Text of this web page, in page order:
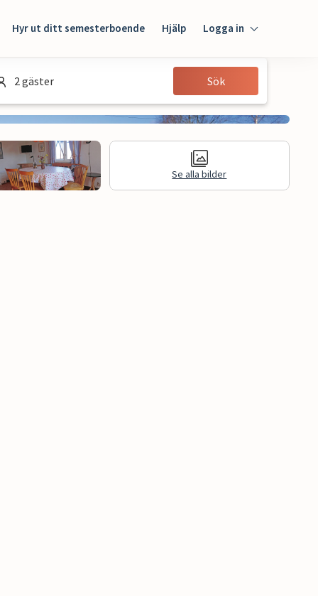
Hyr ut ditt semesterboende Hjälp Logga in
Gäst
2 gäster Sök
Se alla bilder